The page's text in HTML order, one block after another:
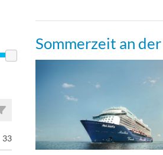
33
Sommerzeit an